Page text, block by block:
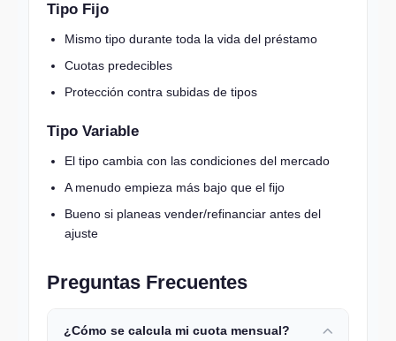
Tipo Fijo
Mismo tipo durante toda la vida del préstamo
Cuotas predecibles
Protección contra subidas de tipos
Tipo Variable
El tipo cambia con las condiciones del mercado
A menudo empieza más bajo que el fijo
Bueno si planeas vender/refinanciar antes del
ajuste
Preguntas Frecuentes
¿Cómo se calcula mi cuota mensual?